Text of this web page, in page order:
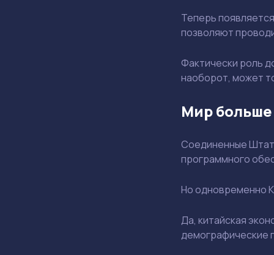
Теперь
позволяют
Фактически роль
наоборот, может
Мир
Соединенные
программного
Но одновременно
Да, китайская
демографические